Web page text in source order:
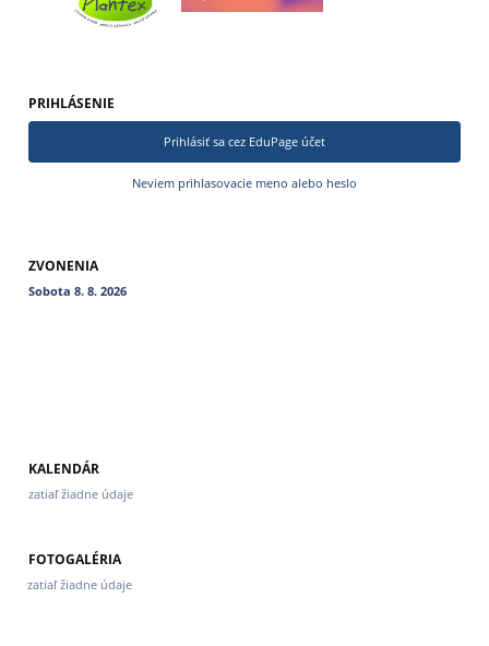
PRIHLÁSENIE
Prihlásiť sa cez EduPage účet
Neviem prihlasovacie meno alebo heslo
ZVONENIA
Sobota 8. 8. 2026
KALENDÁR
zatiaľ žiadne údaje
FOTOGALÉRIA
zatiaľ žiadne údaje